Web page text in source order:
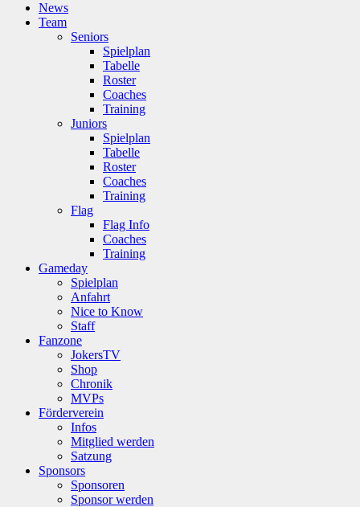
News
Team
Seniors
Spielplan
Tabelle
Roster
Coaches
Training
Juniors
Spielplan
Tabelle
Roster
Coaches
Training
Flag
Flag Info
Coaches
Training
Gameday
Spielplan
Anfahrt
Nice to Know
Staff
Fanzone
JokersTV
Shop
Chronik
MVPs
Förderverein
Infos
Mitglied werden
Satzung
Sponsors
Sponsoren
Sponsor werden